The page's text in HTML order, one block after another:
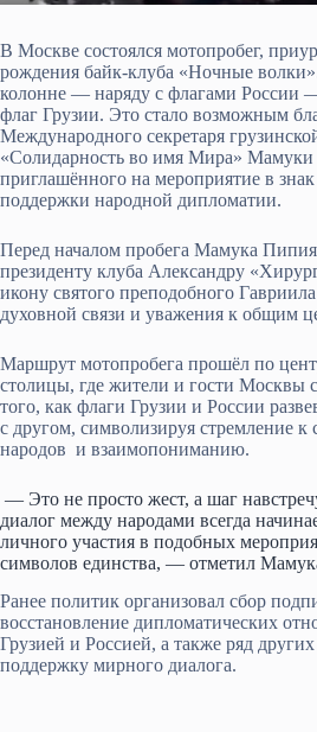
В Москве состоялся мотопробег,
рождения байк-клуба «Ночные
колонне — наряду с флагами России —
флаг Грузии. Это стало возможным
Международного секретаря
«Солидарность во имя Мира»
приглашённого на мероприятие в
поддержки народной дипломатии.
Перед началом пробега Мамука
президенту клуба Александру
икону святого преподобного
духовной связи и уважения к общим
Маршрут мотопробега прошёл по
столицы, где жители и гости Москвы
того, как флаги Грузии и России
с другом, символизируя стремление
народов и взаимопониманию.
— Это не просто жест, а шаг
диалог между народами всегда
личного участия в подобных
символов единства, — отметил
Ранее политик организовал сбор
восстановление дипломатических
Грузией и Россией, а также ряд
поддержку мирного диалога.